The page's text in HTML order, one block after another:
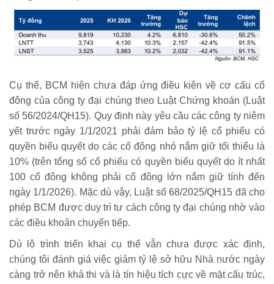
Cụ thể, BCM hiện chưa đáp ứng điều kiện về cơ cấu cổ
đông của công ty đại chúng theo Luật Chứng khoán (Luật
số 56/2024/QH15). Quy định này yêu cầu các công ty niêm
yết trước ngày 1/1/2021 phải đảm bảo tỷ lệ cổ phiếu có
quyền biểu quyết do các cổ đông nhỏ nắm giữ tối thiểu là
10% (trên tổng số cổ phiếu có quyền biểu quyết do ít nhất
100 cổ đông không phải cổ đông lớn nắm giữ tính đến
ngày 1/1/2026). Mặc dù vậy, Luật số 68/2025/QH15 đã cho
phép BCM được duy trì tư cách công ty đại chúng nhờ vào
các điều khoản chuyển tiếp.
Dù lộ trình triển khai cụ thể vẫn chưa được xác định,
chúng tôi đánh giá việc giảm tỷ lệ sở hữu Nhà nước ngày
càng trở nên khả thi và là tín hiệu tích cực về mặt cấu trúc,